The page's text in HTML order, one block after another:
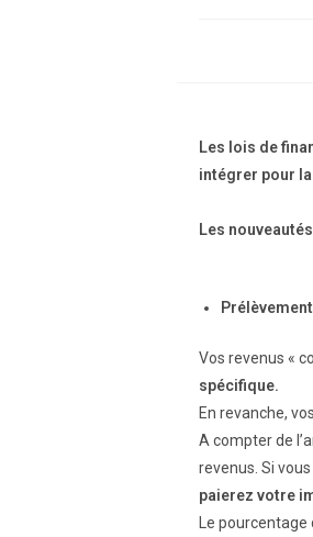
Les lois de
intégrer pour
Les
Vos revenus «
spécifique.
En revanche,
A compter de
revenus. Si
paierez votre
Le